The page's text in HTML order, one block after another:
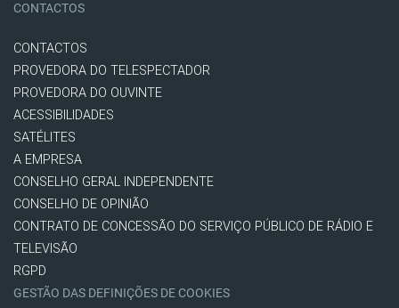
CONTACTOS
CONTACTOS
PROVEDORA DO TELESPECTADOR
PROVEDORA DO OUVINTE
ACESSIBILIDADES
SATÉLITES
A EMPRESA
CONSELHO GERAL INDEPENDENTE
CONSELHO DE OPINIÃO
CONTRATO DE CONCESSÃO DO SERVIÇO PÚBLICO DE RÁDIO E
TELEVISÃO
RGPD
GESTÃO DAS DEFINIÇÕES DE COOKIES